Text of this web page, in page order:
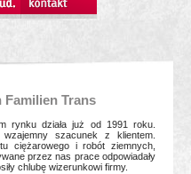
Trans
rynku działa już od 1991 roku.
szacunek z klientem.
ciężarowego i robót ziemnych,
przez nas prace odpowiadały
chlubę wizerunkowi firmy.